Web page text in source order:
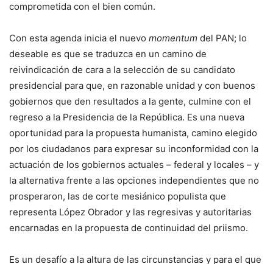
comprometida con el bien común.
Con esta agenda inicia el nuevo momentum del PAN; lo
deseable es que se traduzca en un camino de
reivindicación de cara a la selección de su candidato
presidencial para que, en razonable unidad y con buenos
gobiernos que den resultados a la gente, culmine con el
regreso a la Presidencia de la República. Es una nueva
oportunidad para la propuesta humanista, camino elegido
por los ciudadanos para expresar su inconformidad con la
actuación de los gobiernos actuales – federal y locales – y
la alternativa frente a las opciones independientes que no
prosperaron, las de corte mesiánico populista que
representa López Obrador y las regresivas y autoritarias
encarnadas en la propuesta de continuidad del priismo.
Es un desafío a la altura de las circunstancias y para el que